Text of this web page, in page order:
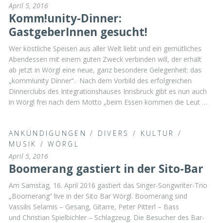
April 5, 2016
Komm!unity-Dinner:
GastgeberInnen gesucht!
Wer köstliche Speisen aus aller Welt liebt und ein gemütliches
Abendessen mit einem guten Zweck verbinden will, der erhält
ab jetzt in Wörgl eine neue, ganz besondere Gelegenheit: das
„komm!unity Dinner“. Nach dem Vorbild des erfolgreichen
Dinnerclubs des Integrationshauses Innsbruck gibt es nun auch
in Wörgl frei nach dem Motto „beim Essen kommen die Leut …
ANKÜNDIGUNGEN / DIVERS / KULTUR
/
MUSIK /WÖRGL
April 5, 2016
Boomerang gastiert in der Sito-Bar
Am Samstag, 16. April 2016 gastiert das Singer-Songwriter-Trio
„Boomerang“ live in der Sito Bar Wörgl. Boomerang sind
Vassilis Selamis – Gesang, Gitarre, Peter Pitterl – Bass
und Christian Spielbichler – Schlagzeug. Die Besucher des Bar-